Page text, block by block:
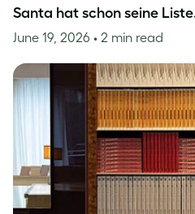
Santa hat schon seine
June 19, 2026 • 2 min read